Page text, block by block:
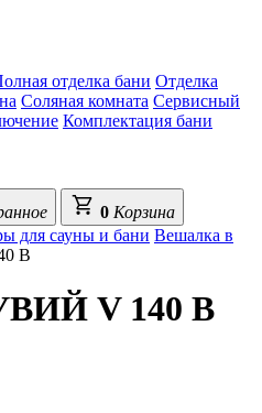
отделка бани Отделка
Соляная комната Сервисный
Комплектация бани
0 Корзина
для сауны и бани Вешалка в
В
V 140 В